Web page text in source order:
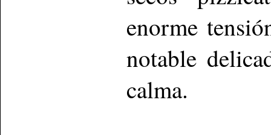
enorme
notable
calma.